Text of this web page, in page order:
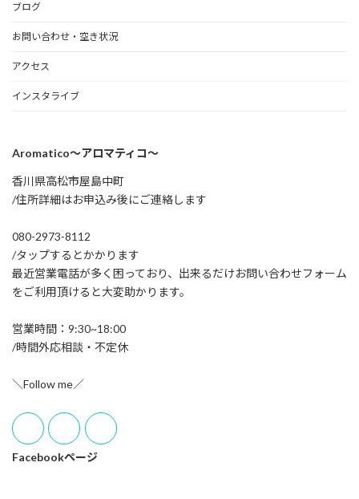
ブログ
お問い合わせ・空き状況
アクセス
インスタライブ
Aromatico～アロマティコ～
香川県高松市屋島中町
/住所詳細はお申込み後にご連絡します
080-2973-8112
/タップするとかかります
最近営業電話が多く困っており、出来るだけお問い合わせフォーム
をご利用頂けると大変助かります。
営業時間：9:30~18:00
/時間外応相談・不定休
＼Follow me／
Facebookページ